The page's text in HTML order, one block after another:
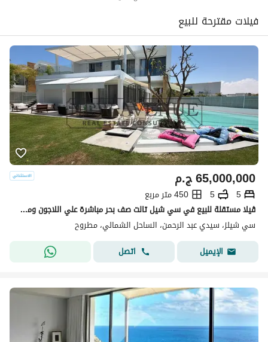
فيلات مقترحة للبيع
ج.م65,000,000
5
5
450 متر مربع
ڤيلا مستقلة للبيع في سي شيل تالت صف بحر مباشرة علي اللاجون ومساحات خضراء بأعلي تشطيب
سي شيلز، سيدي عبد الرحمن، الساحل الشمالي، مطروح
الإيميل
اتصل